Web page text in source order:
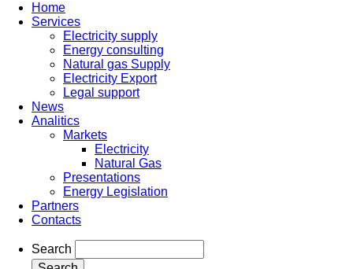
Home
Services
Electricity supply
Energy consulting
Natural gas Supply
Electricity Export
Legal support
News
Analitics
Markets
Electricity
Natural Gas
Presentations
Energy Legislation
Partners
Contacts
Search